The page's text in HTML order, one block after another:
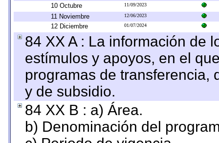
10 Octubre 11/09/2023
11 Noviembre 12/06/2023
12 Diciembre 01/07/2024
84 XX A : La información de
estímulos y apoyos, en el
programas de transferencia,
y de subsidio.
84 XX B : a) Área.
b) Denominación del